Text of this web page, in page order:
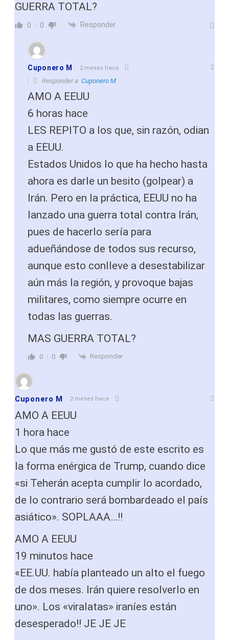
GUERRA TOTAL?
0 0 Responder
Cuponero M 2 meses hace
Responder a Cuponero M
AMO A EEUU
6 horas hace
LES REPITO a los que, sin razón, odian
a EEUU.
Estados Unidos lo que ha hecho hasta
ahora es darle un besito (golpear) a
Irán. Pero en la práctica, EEUU no ha
lanzado una guerra total contra Irán,
pues de hacerlo sería para
adueñándose de todos sus recurso,
aunque esto conlleve a desestabilizar
aún más la región, y provoque bajas
militares, como siempre ocurre en
todas las guerras.
MAS GUERRA TOTAL?
0 0 Responder
Cuponero M 2 meses hace
AMO A EEUU
1 hora hace
Lo que más me gustó de este escrito es
la forma enérgica de Trump, cuando dice
«si Teherán acepta cumplir lo acordado,
de lo contrario será bombardeado el país
asiático». SOPLAAA…!!
AMO A EEUU
19 minutos hace
«EE.UU. había planteado un alto el fuego
de dos meses. Irán quiere resolverlo en
uno». Los «viralatas» iraníes están
desesperado!! JE JE JE